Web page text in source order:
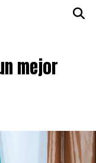
mejor